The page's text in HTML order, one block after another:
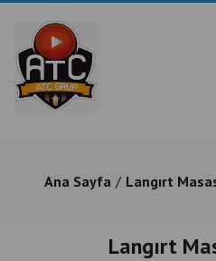
Ana Sayfa Langırt
Langırt